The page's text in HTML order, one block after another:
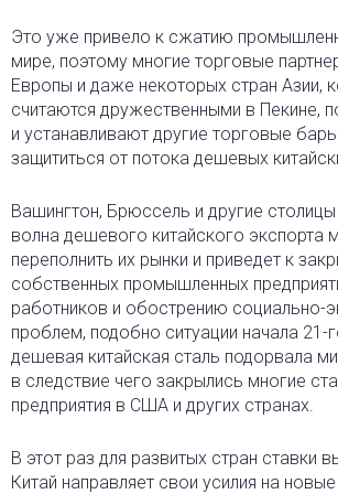
Это уже привело к сжатию
мире, поэтому многие торговые
Европы и даже некоторых стран Азии,
считаются дружественными в Пекине,
и устанавливают другие торговые
защититься от потока дешевых
Вашингтон, Брюссель и другие
волна дешевого китайского экспорта
переполнить их рынки и приведет к
собственных промышленных
работников и обострению социально-
проблем, подобно ситуации начала 21-
дешевая китайская сталь подорвала
в следствие чего закрылись многие
предприятия в США и других странах.
В этот раз для развитых стран ставки
Китай направляет свои усилия на